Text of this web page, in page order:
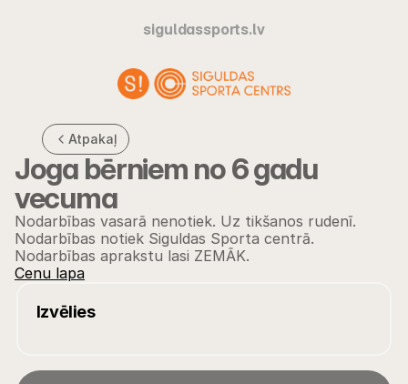
siguldassports.lv
Joga bērniem no 6 gadu
vecuma
Nodarbības vasarā nenotiek. Uz tikšanos rudenī.
Nodarbības notiek Siguldas Sporta centrā.
Nodarbības aprakstu lasi ZEMĀK.
Cenu lapa
Izvēlies
Atpakaļ